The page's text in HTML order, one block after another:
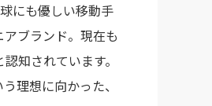
にも優しい移動手
ブランド。現在も
知されています。
理想に向かった、